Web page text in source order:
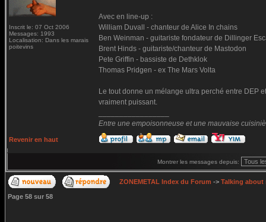
Inscrit le: 07 Oct 2006
Messages: 1993
Localisation: Dans les marais
poitevins
Avec en line-up :
William Duvall - chanteur de Alice In chains
Ben Weinman - guitariste fondateur de Dillinger
Brent Hinds - guitariste/chanteur de Mastodon
Pete Griffin - bassiste de Dethklok
Thomas Pridgen - ex The Mars Volta
Le tout donne un mélange ultra perché entre DEP
vraiment puissant.
Entre une empoisonneuse et une mauvaise
Revenir en haut
Montrer les messages depuis:
ZONEMETAL Index du Forum -> Talking about
Page 58 sur 58